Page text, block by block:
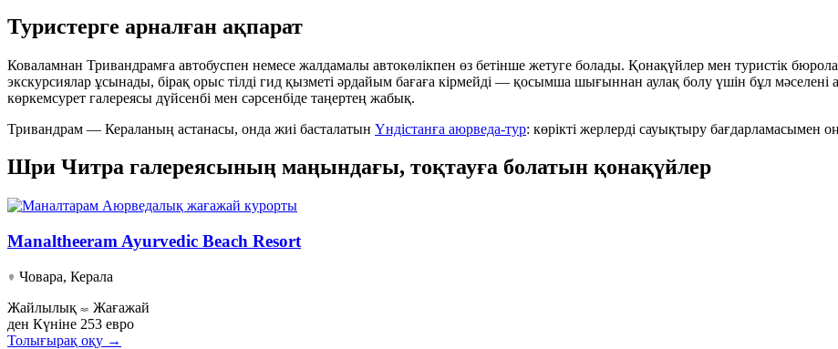
Туристерге арналған ақпарат
Коваламнан Тривандрамға автобуспен немесе жалдамалы автокөлікпен өз бетінше жетуге болады. Қонақүйлер мен туристік
экскурсиялар ұсынады, бірақ орыс тілді гид қызметі әрдайым бағаға кірмейді — қосымша шығыннан аулақ болу үшін бұл
көркемсурет галереясы дүйсенбі мен сәрсенбіде таңертең жабық.
Тривандрам — Кераланың астанасы, онда жиі басталатын Үндістанға аюрведа-тур: көрікті жерлерді сауықтыру бағдарламасымен
Шри Читра галереясының маңындағы, тоқтауға болатын қонақүйлер
Manaltheeram Ayurvedic Beach Resort
Човара, Керала
Жайлылық
Жағажай
ден Күніне 253 евро
Толығырақ оқу →